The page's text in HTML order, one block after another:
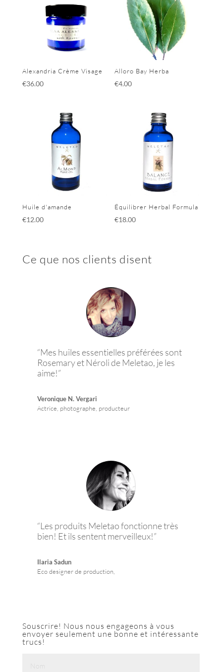
Alexandria Crème Visage
€36.00
Alloro Bay Herba
€4.00
Huile d'amande
€12.00
Équilibrer Herbal Formula
€18.00
Ce que nos clients disent
“Mes huiles essentielles préférées sont
Rosemary et Néroli de Meletao, je les
aime!”
Veronique N. Vergari
Actrice, photographe, producteur
“Les produits Meletao fonctionne très
bien! Et ils sentent merveilleux!”
Ilaria Sadun
Eco designer de production,
Souscrire! Nous nous engageons à vous
envoyer seulement une bonne et intéressante
trucs!